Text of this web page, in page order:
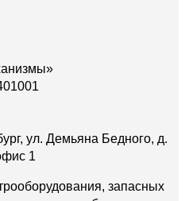
ул. Демьяна Бедного, д.
1
запасных